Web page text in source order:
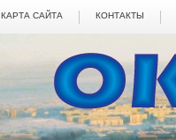
КАРТА САЙТА КОНТАКТЫ